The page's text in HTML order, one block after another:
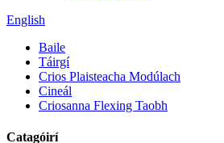
English
Baile
Táirgí
Crios Plaisteacha Modúlach
Cineál
Criosanna Flexing Taobh
Catagóirí